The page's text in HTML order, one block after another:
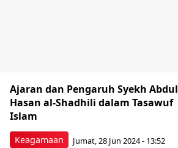
Keagamaan
Ajaran dan Pengaruh Syekh Abdul
Hasan al-Shadhili dalam Tasawuf
Islam
Jumat, 28 Jun 2024 - 13:52